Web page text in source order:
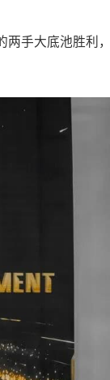
两手大底池胜利